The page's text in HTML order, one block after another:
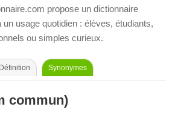
propose un dictionnaire
un usage quotidien : élèves, étudiants,
ou simples curieux.
Définition Synonymes
commun)